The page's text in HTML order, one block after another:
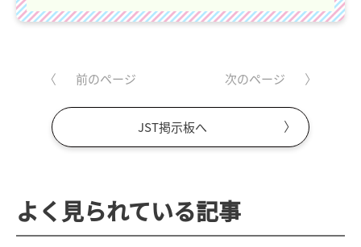
前のページ
JST掲示板へ
次のページ
よく見られている記事